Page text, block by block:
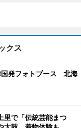
クス
発フォトブース 北海
里で「伝統芸能まつ